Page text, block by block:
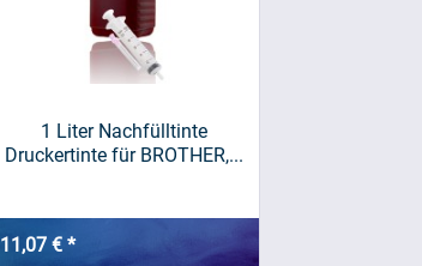
1 Liter Nachfülltinte
Druckertinte für BROTHER,...
11,07 € *